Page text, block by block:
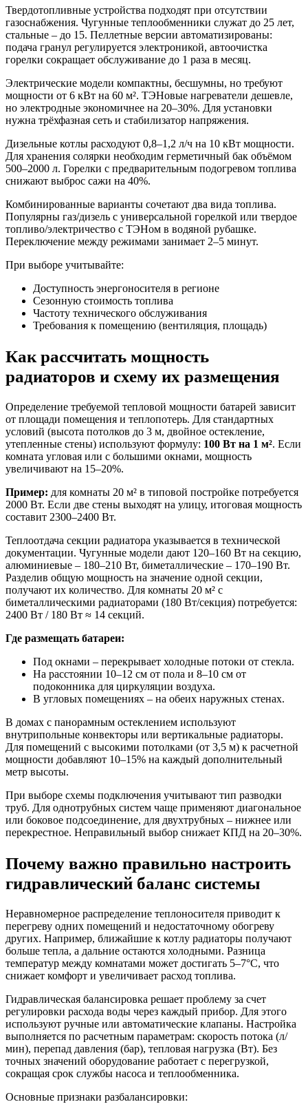
Твердотопливные устройства подходят при отсутствии
газоснабжения. Чугунные теплообменники служат до 25 лет,
стальные – до 15. Пеллетные версии автоматизированы:
подача гранул регулируется электроникой, автоочистка
горелки сокращает обслуживание до 1 раза в месяц.
Электрические модели компактны, бесшумны, но требуют
мощности от 6 кВт на 60 м². ТЭНовые нагреватели дешевле,
но электродные экономичнее на 20–30%. Для установки
нужна трёхфазная сеть и стабилизатор напряжения.
Дизельные котлы расходуют 0,8–1,2 л/ч на 10 кВт мощности.
Для хранения солярки необходим герметичный бак объёмом
500–2000 л. Горелки с предварительным подогревом топлива
снижают выброс сажи на 40%.
Комбинированные варианты сочетают два вида топлива.
Популярны газ/дизель с универсальной горелкой или твердое
топливо/электричество с ТЭНом в водяной рубашке.
Переключение между режимами занимает 2–5 минут.
При выборе учитывайте:
Доступность энергоносителя в регионе
Сезонную стоимость топлива
Частоту технического обслуживания
Требования к помещению (вентиляция, площадь)
Как рассчитать мощность
радиаторов и схему их размещения
Определение требуемой тепловой мощности батарей зависит
от площади помещения и теплопотерь. Для стандартных
условий (высота потолков до 3 м, двойное остекление,
утепленные стены) используют формулу: 100 Вт на 1 м². Если
комната угловая или с большими окнами, мощность
увеличивают на 15–20%.
Пример: для комнаты 20 м² в типовой постройке потребуется
2000 Вт. Если две стены выходят на улицу, итоговая мощность
составит 2300–2400 Вт.
Теплоотдача секции радиатора указывается в технической
документации. Чугунные модели дают 120–160 Вт на секцию,
алюминиевые – 180–210 Вт, биметаллические – 170–190 Вт.
Разделив общую мощность на значение одной секции,
получают их количество. Для комнаты 20 м² с
биметаллическими радиаторами (180 Вт/секция) потребуется:
2400 Вт / 180 Вт ≈ 14 секций.
Где размещать батареи:
Под окнами – перекрывает холодные потоки от стекла.
На расстоянии 10–12 см от пола и 8–10 см от
подоконника для циркуляции воздуха.
В угловых помещениях – на обеих наружных стенах.
В домах с панорамным остеклением используют
внутрипольные конвекторы или вертикальные радиаторы.
Для помещений с высокими потолками (от 3,5 м) к расчетной
мощности добавляют 10–15% на каждый дополнительный
метр высоты.
При выборе схемы подключения учитывают тип разводки
труб. Для однотрубных систем чаще применяют диагональное
или боковое подсоединение, для двухтрубных – нижнее или
перекрестное. Неправильный выбор снижает КПД на 20–30%.
Почему важно правильно настроить
гидравлический баланс системы
Неравномерное распределение теплоносителя приводит к
перегреву одних помещений и недостаточному обогреву
других. Например, ближайшие к котлу радиаторы получают
больше тепла, а дальние остаются холодными. Разница
температур между комнатами может достигать 5–7°C, что
снижает комфорт и увеличивает расход топлива.
Гидравлическая балансировка решает проблему за счет
регулировки расхода воды через каждый прибор. Для этого
используют ручные или автоматические клапаны. Настройка
выполняется по расчетным параметрам: скорость потока (л/
мин), перепад давления (бар), тепловая нагрузка (Вт). Без
точных значений оборудование работает с перегрузкой,
сокращая срок службы насоса и теплообменника.
Основные признаки разбалансировки: